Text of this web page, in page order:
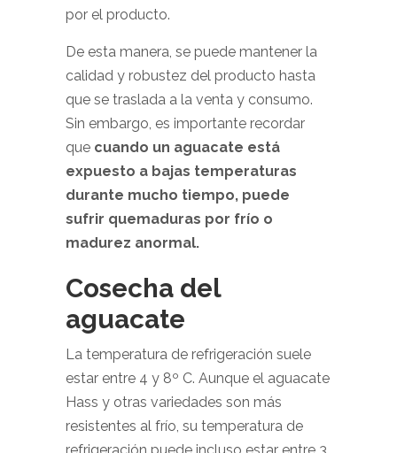
por el producto.
De esta manera, se puede mantener la
calidad y robustez del producto hasta
que se traslada a la venta y consumo.
Sin embargo, es importante recordar
que cuando un aguacate está
expuesto a bajas temperaturas
durante mucho tiempo, puede
sufrir quemaduras por frío o
madurez anormal.
Cosecha del
aguacate
La temperatura de refrigeración suele
estar entre 4 y 8º C. Aunque el aguacate
Hass y otras variedades son más
resistentes al frío, su temperatura de